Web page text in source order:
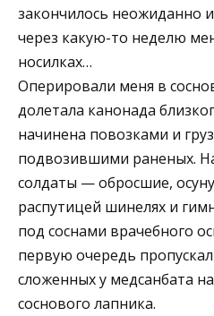
закончилось неожиданно
через какую-то неделю
носилках…
Оперировали меня в
долетала канонада
начинена повозками и
подвозившими раненых.
солдаты — обросшие,
распутицей шинелях и
под соснами врачебного
первую очередь
сложенных у медсанбата
соснового лапника.